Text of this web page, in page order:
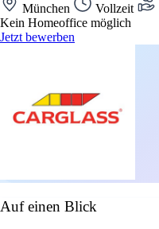
München Vollzeit
Kein Homeoffice möglich
Jetzt bewerben
Auf einen Blick